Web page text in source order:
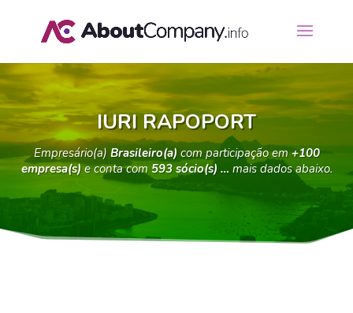
IURI RAPOPORT
Empresário(a) Brasileiro(a)com participação em+100
empresa(s)e conta com 593 sócio(s) …mais dados abaixo.